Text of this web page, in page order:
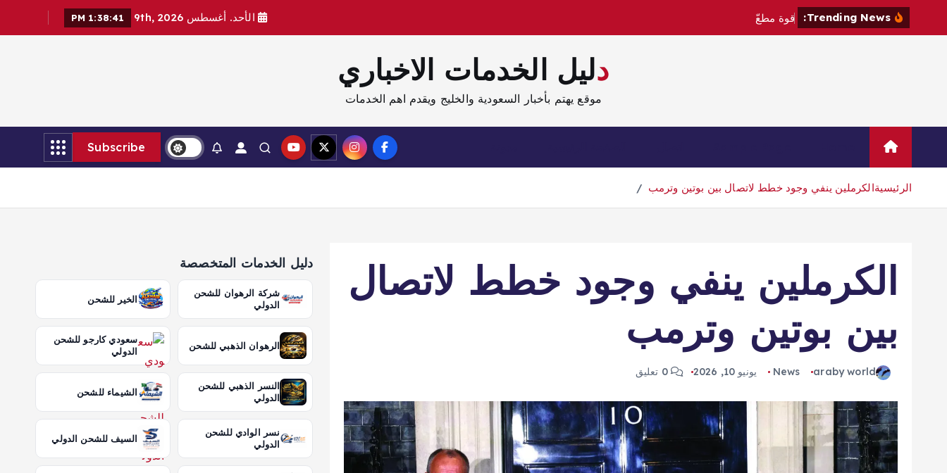
قوة مطعم الأحد. أغسطس 9th, 2026 1:38:43 PM
دليل الخدمات الاخباري
موقع يهتم بأخبار السعودية والخليج ويقدم اهم الخدمات
Subscribe
الرئيسيةالكرملين ينفي وجود خطط لاتصال بين بوتين وترمب
الكرملين ينفي وجود خطط لاتصال
بين بوتين وترمب
araby world
News يونيو 10, 2026 0 تعليق
دليل الخدمات المتخصصة
شركة الرهوان للشحن
الدولي
الخير للشحن
الرهوان الذهبي للشحن
سعودي كارجو للشحن
الدولي
النسر الذهبي للشحن
الدولي
الشيماء للشحن
نسر الوادي للشحن
الدولي
السيف للشحن الدولي